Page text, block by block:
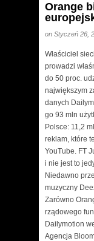
Orange
on Styczeń 26,
Właściciel
prowadzi
do 50 proc.
największym
danych
go 93 mln
Polsce: 11,2
reklam, które
YouTube. FT
i nie jest to
Niedawno
muzyczny
Zarówno
rządowego
Dailymotion
Agencja